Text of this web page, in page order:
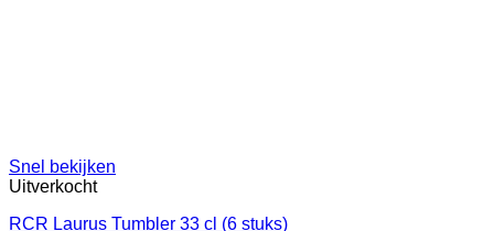
Snel bekijken
Uitverkocht
RCR Laurus Tumbler 33 cl (6 stuks)